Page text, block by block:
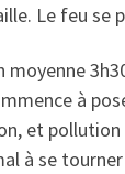
Le feu se
moyenne
à
et pollution
à se